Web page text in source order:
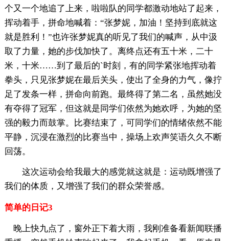
个又一个地追了上来，啦啦队的同学都激动地站了起来，
挥动着手，拼命地喊着：“张梦妮，加油！坚持到底就这
就是胜利！”也许张梦妮真的听见了我们的喊声，从中汲
取了力量，她的步伐加快了。离终点还有五十米，二十
米，十米……到了最后的`时刻，有的同学紧张地挥动着
拳头，只见张梦妮在最后关头，使出了全身的力气，像拧
足了发条一样，拼命向前跑。最终得了第二名，虽然她没
有夺得了冠军，但这就是同学们依然为她欢呼，为她的坚
强的毅力而鼓掌。比赛结束了，可同学们的情绪依然不能
平静，沉浸在激烈的比赛当中，操场上欢声笑语久久不断
回荡。
这次运动会给我最大的感觉就这就是：运动既增强了
我们的体质，又增强了我们的群众荣誉感。
简单的日记3
晚上快九点了，窗外正下着大雨，我刚准备看新闻联播